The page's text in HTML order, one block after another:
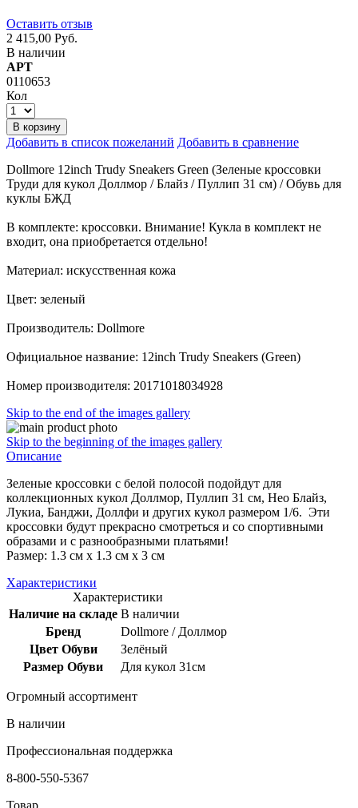
Оставить отзыв
2 415,00 Руб.
В наличии
АРТ
0110653
Кол
В корзину
Добавить в список пожеланий Добавить в сравнение
Dollmore 12inch Trudy Sneakers Green (Зеленые кроссовки
Труди для кукол Доллмор / Блайз / Пуллип 31 см) / Обувь для
куклы БЖД
В комплекте: кроссовки. Внимание! Кукла в комплект не
входит, она приобретается отдельно!
Материал: искусственная кожа
Цвет: зеленый
Производитель: Dollmore
Официальное название: 12inch Trudy Sneakers (Green)
Номер производителя: 20171018034928
Skip to the end of the images gallery
Skip to the beginning of the images gallery
Описание
Зеленые кроссовки с белой полосой подойдут для
коллекционных кукол Доллмор, Пуллип 31 см, Нео Блайз,
Лукиа, Банджи, Доллфи и других кукол размером 1/6. Эти
кроссовки будут прекрасно смотреться и со спортивными
образами и с разнообразными платьями!
Размер: 1.3 см x 1.3 см x 3 см
Характеристики
Характеристики
Наличие на складе В наличии
Бренд
Dollmore / Доллмор
Цвет Обуви
Зелёный
Размер Обуви
Для кукол 31см
Огромный ассортимент
В наличии
Профессиональная поддержка
8-800-550-5367
Товар